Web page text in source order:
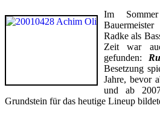
Im
Radke als
Zeit war
gefunden:
Besetzung
Jahre, bevor
und ab
Grundstein für das heutige Lineup